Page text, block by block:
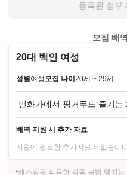
등록된 첨부
모집 배
20대 백인 여성
성별여성 모집 나이20세 ~ 29세
번화가에서 핑거푸드 즐기는
배역 지원 시 추가 자료
지원에 필요한 추가자료가 없습니
•캐스팅을 악용한 각종 불법 행위